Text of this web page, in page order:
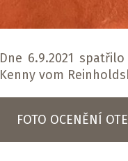
Dne 6.9.2021
Kenny vom
FOTO OCENĚNÍ